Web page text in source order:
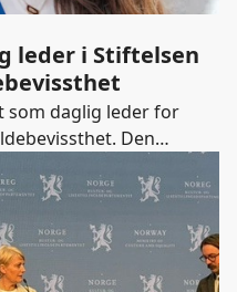
leder i Stiftelsen
som daglig leder for
Den
folks
mot